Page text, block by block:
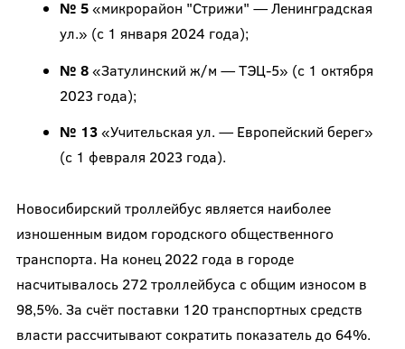
№ 5«микрорайон "Стрижи" — Ленинградская
ул.» (с 1 января 2024 года);
№ 8«Затулинский ж/м — ТЭЦ-5» (с 1 октября
2023 года);
№ 13«Учительская ул. — Европейский берег»
(с 1 февраля 2023 года).
Новосибирский троллейбус является наиболее
изношенным видом городского общественного
транспорта. На конец 2022 года в городе
насчитывалось 272 троллейбуса с общим износом в
98,5%. За счёт поставки 120 транспортных средств
власти рассчитывают сократить показатель до 64%.